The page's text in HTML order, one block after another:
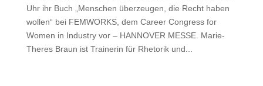
Uhr ihr Buch „Menschen überzeugen, die Recht haben
wollen“ bei FEMWORKS, dem Career Congress for
Women in Industry vor – HANNOVER MESSE. Marie-
Theres Braun ist Trainerin für Rhetorik und...